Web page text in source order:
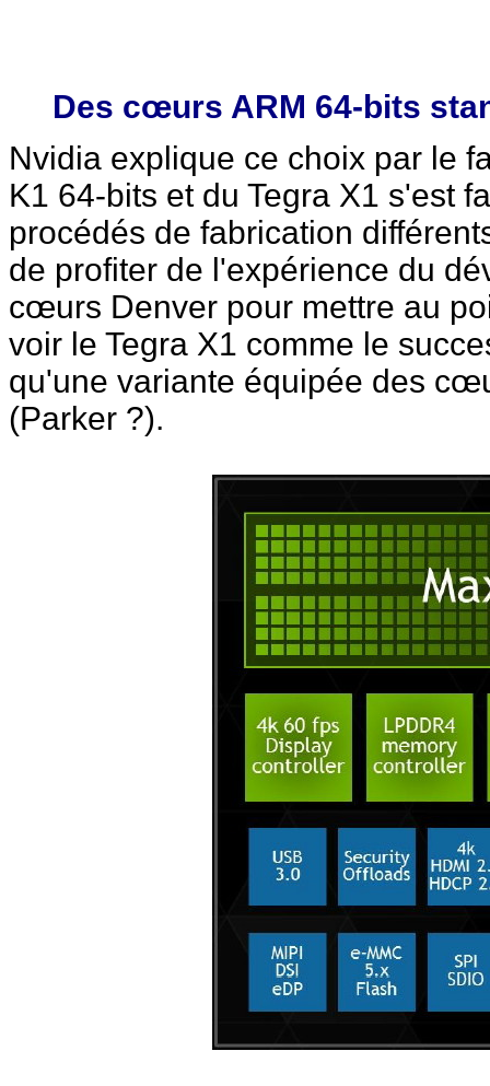
Des cœurs ARM 64-bits
Nvidia explique ce choix par le
K1 64-bits et du Tegra X1 s'est
procédés de fabrication
de profiter de l'expérience du
cœurs Denver pour mettre au
voir le Tegra X1 comme le
qu'une variante équipée des
(Parker ?).